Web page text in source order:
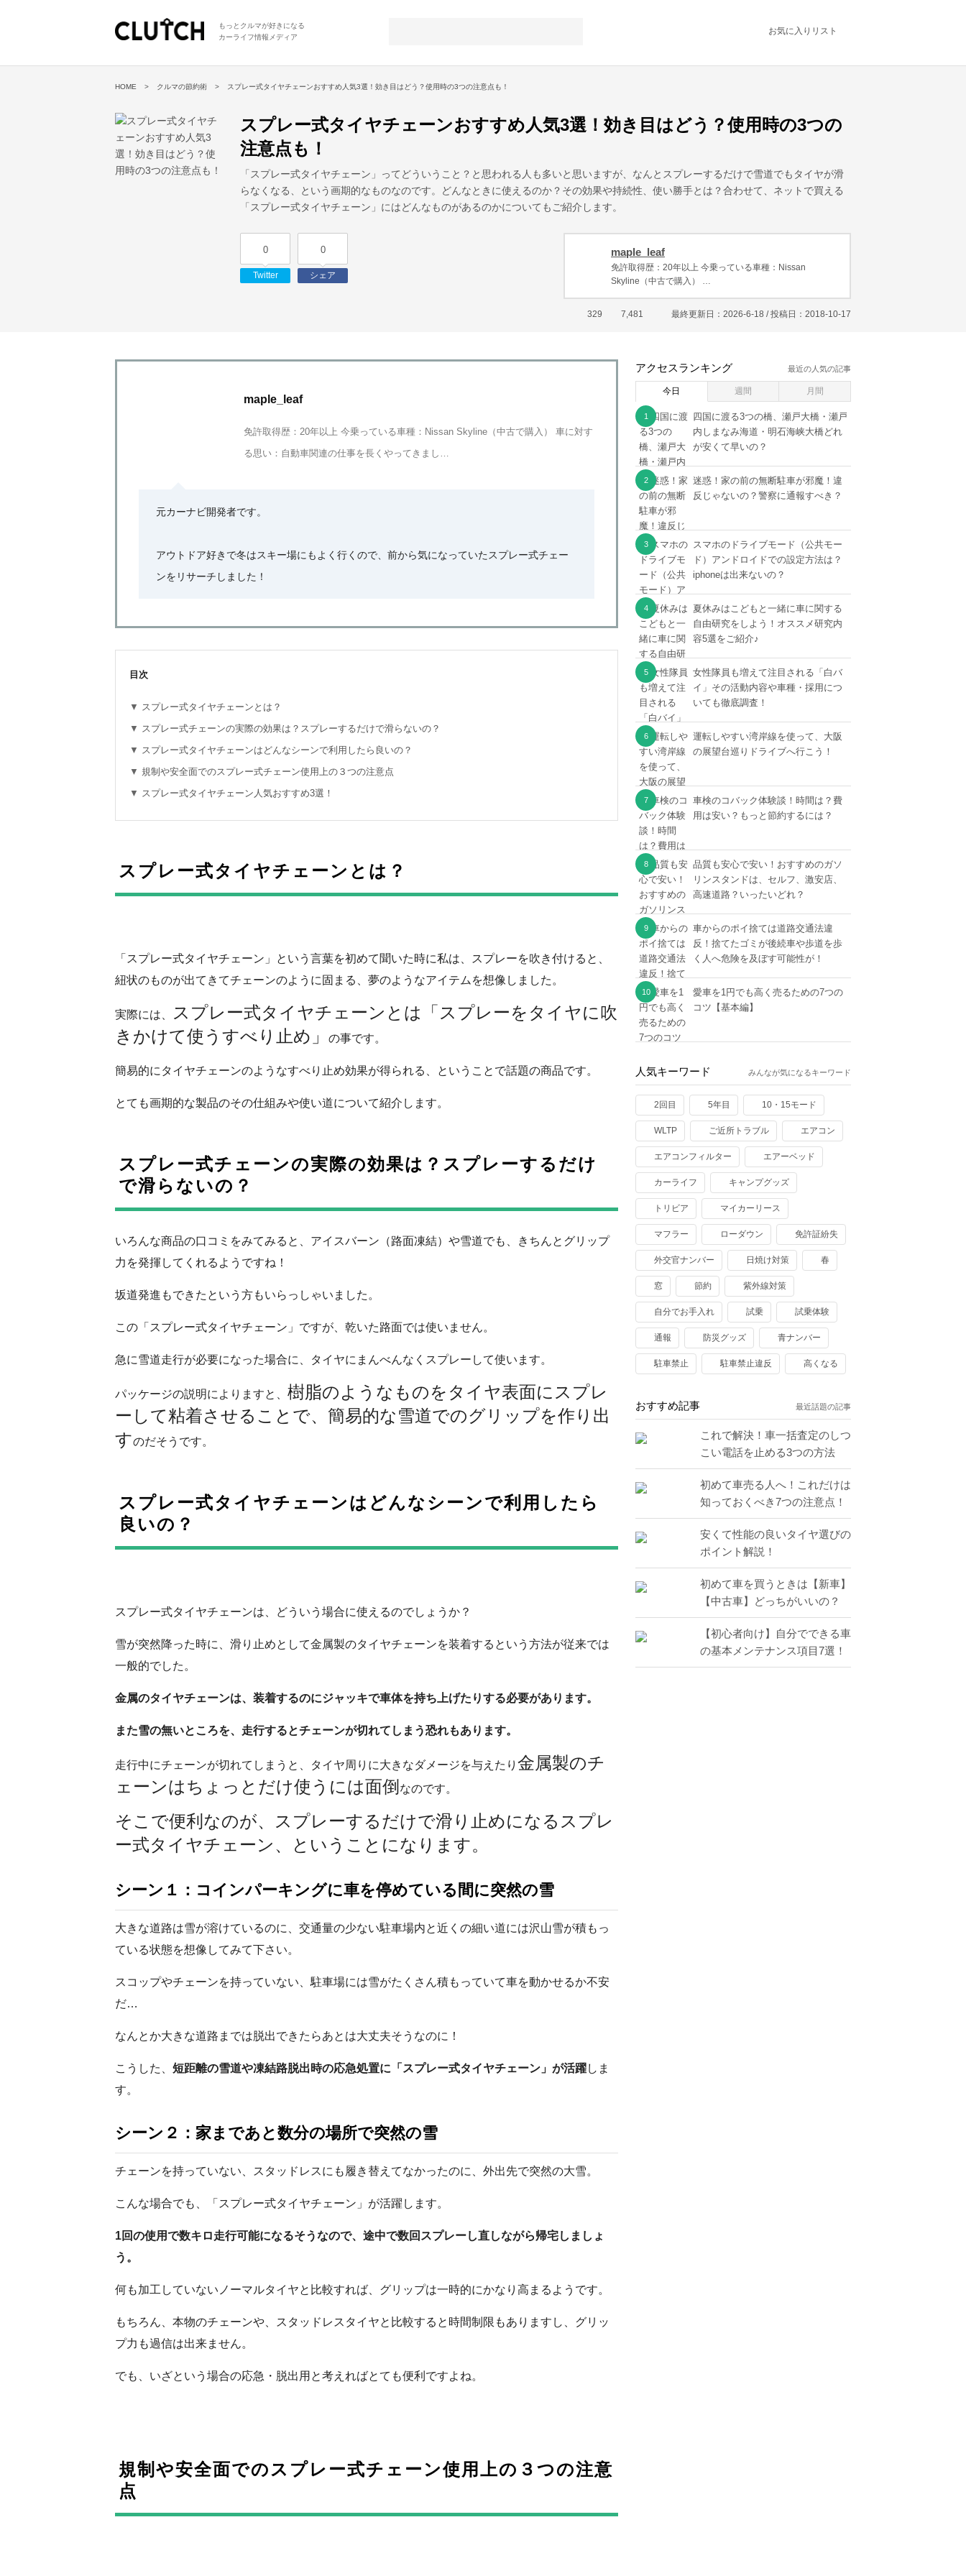
もっとクルマが好きになる
カーライフ情報メディア
お気に入りリスト
HOME クルマの節約術 スプレー式タイヤチェーンおすすめ人気3選！効き目はどう？使用時の3つの注意点も！
スプレー式タイヤチェーンおすすめ人気3選！効き目はどう？使用時の3つの
注意点も！
「スプレー式タイヤチェーン」ってどういうこと？と思われる人も多いと思いますが、なんとスプレーするだけで雪道でもタイヤが滑
らなくなる、という画期的なものなのです。どんなときに使えるのか？その効果や持続性、使い勝手とは？合わせて、ネットで買える
「スプレー式タイヤチェーン」にはどんなものがあるのかについてもご紹介します。
0
Twitter
0
シェア
maple_leaf
免許取得歴：20年以上 今乗っている車種：Nissan
Skyline（中古で購入） …
329 7,481 最終更新日：2026-6-18 / 投稿日： 2018-10-17
maple_leaf
免許取得歴：20年以上 今乗っている車種：Nissan Skyline（中古で購入） 車に対す
る思い：自動車関連の仕事を長くやってきまし…
元カーナビ開発者です。
アウトドア好きで冬はスキー場にもよく行くので、前から気になっていたスプレー式チェー
ンをリサーチしました！
目次
スプレー式タイヤチェーンとは？
スプレー式チェーンの実際の効果は？スプレーするだけで滑らないの？
スプレー式タイヤチェーンはどんなシーンで利用したら良いの？
規制や安全面でのスプレー式チェーン使用上の３つの注意点
スプレー式タイヤチェーン人気おすすめ3選！
スプレー式タイヤチェーンとは？
「スプレー式タイヤチェーン」という言葉を初めて聞いた時に私は、スプレーを吹き付けると、
紐状のものが出てきてチェーンのように固まる、夢のようなアイテムを想像しました。
実際には、
スプレー式タイヤチェーンとは「スプレーをタイヤに吹
きかけて使うすべり止め」
の事です。
簡易的にタイヤチェーンのようなすべり止め効果が得られる、ということで話題の商品です。
とても画期的な製品のその仕組みや使い道について紹介します。
スプレー式チェーンの実際の効果は？スプレーするだけ
で滑らないの？
いろんな商品の口コミをみてみると、アイスバーン（路面凍結）や雪道でも、きちんとグリップ
力を発揮してくれるようですね！
坂道発進もできたという方もいらっしゃいました。
この「スプレー式タイヤチェーン」ですが、乾いた路面では使いません。
急に雪道走行が必要になった場合に、タイヤにまんべんなくスプレーして使います。
パッケージの説明によりますと、 樹脂のようなものをタイヤ表面にスプレ
ーして粘着させることで、簡易的な雪道でのグリップを作り出
すのだそうです。
スプレー式タイヤチェーンはどんなシーンで利用したら
良いの？
スプレー式タイヤチェーンは、どういう場合に使えるのでしょうか？
雪が突然降った時に、滑り止めとして金属製のタイヤチェーンを装着するという方法が従来では
一般的でした。
金属のタイヤチェーンは、装着するのにジャッキで車体を持ち上げたりする必要があります。
また雪の無いところを、走行するとチェーンが切れてしまう恐れもあります。
走行中にチェーンが切れてしまうと、タイヤ周りに大きなダメージを与えたり 金属製のチ
ェーンはちょっとだけ使うには面倒 なのです。
そこで便利なのが、スプレーするだけで滑り止めになるスプレ
ー式タイヤチェーン、ということになります。
シーン１：コインパーキングに車を停めている間に突然の雪
大きな道路は雪が溶けているのに、交通量の少ない駐車場内と近くの細い道には沢山雪が積もっ
ている状態を想像してみて下さい。
スコップやチェーンを持っていない、駐車場には雪がたくさん積もっていて車を動かせるか不安
だ…
なんとか大きな道路までは脱出できたらあとは大丈夫そうなのに！
こうした、 短距離の雪道や凍結路脱出時の応急処置に「スプレー式タイヤチェーン」が活躍しま
す。
シーン２：家まであと数分の場所で突然の雪
チェーンを持っていない、スタッドレスにも履き替えてなかったのに、外出先で突然の大雪。
こんな場合でも、「スプレー式タイヤチェーン」が活躍します。
1回の使用で数キロ走行可能になるそうなので、途中で数回スプレーし直しながら帰宅しましょ
う。
何も加工していないノーマルタイヤと比較すれば、グリップは一時的にかなり高まるようです。
もちろん、本物のチェーンや、スタッドレスタイヤと比較すると時間制限もありますし、グリッ
プ力も過信は出来ません。
でも、いざという場合の応急・脱出用と考えればとても便利ですよね。
規制や安全面でのスプレー式チェーン使用上の３つの注意
点
アクセスランキング 最近の人気の記事
今日 週間 月間
四国に渡る3つの橋、瀬戸大橋・瀬戸
内しまなみ海道・明石海峡大橋どれ
が安くて早いの？
迷惑！家の前の無断駐車が邪魔！違
反じゃないの？警察に通報すべき？
スマホのドライブモード（公共モー
ド）アンドロイドでの設定方法は？
iphoneは出来ないの？
夏休みはこどもと一緒に車に関する
自由研究をしよう！オススメ研究内
容5選をご紹介♪
女性隊員も増えて注目される「白バ
イ」その活動内容や車種・採用につ
いても徹底調査！
運転しやすい湾岸線を使って、大阪
の展望台巡りドライブへ行こう！
車検のコバック体験談！時間は？費
用は安い？もっと節約するには？
品質も安心で安い！おすすめのガソ
リンスタンドは、セルフ、激安店、
高速道路？いったいどれ？
車からのポイ捨ては道路交通法違
反！捨てたゴミが後続車や歩道を歩
く人へ危険を及ぼす可能性が！
愛車を1円でも高く売るための7つの
コツ【基本編】
人気キーワード みんなが気になるキーワード
2回目 5年目 10・15モード
WLTP ご近所トラブル エアコン
エアコンフィルター エアーベッド
カーライフ キャンプグッズ
トリビア マイカーリース
マフラー ローダウン 免許証紛失
外交官ナンバー 日焼け対策 春
窓 節約 紫外線対策
自分でお手入れ 試乗 試乗体験
通報 防災グッズ 青ナンバー
駐車禁止 駐車禁止違反 高くなる
おすすめ記事 最近話題の記事
これで解決！車一括査定のしつ
こい電話を止める3つの方法
初めて車売る人へ！これだけは
知っておくべき7つの注意点！
安くて性能の良いタイヤ選びの
ポイント解説！
初めて車を買うときは【新車】
【中古車】どっちがいいの？
【初心者向け】自分でできる車
の基本メンテナンス項目7選！